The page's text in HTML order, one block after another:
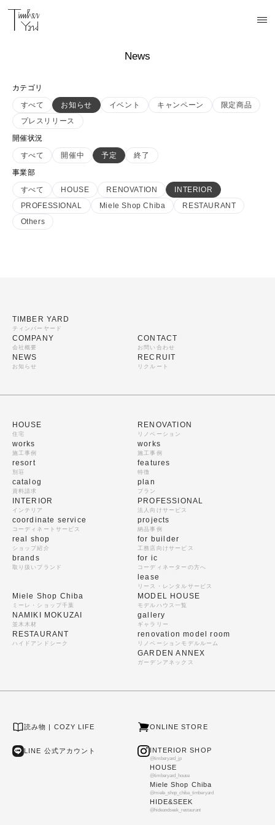
News
カテゴリ
すべて
お知らせ イベント キャンペーン
限定商品
プレスリリース
開催状況
すべて
開催中 予定
終了
事業部
すべて
HOUSE RENOVATION
INTERIOR
PROFESSIONAL
Miele Shop Chiba
RESTAURANT
Others
TIMBER YARD
ティンバーヤード
COMPANY
会社概要
NEWS
お知らせ
CONTACT
お問い合わせ
RECRUIT
リクルート
HOUSE
住宅
works
施工事例
resort
別荘
catalog
資料請求
RENOVATION
リノベーション
works
施工事例
features
特徴
plan
プラン
INTERIOR
インテリア
coordinate service
コーディネートサービス
real shop
ショップ紹介
brands
取り扱いブランド
PROFESSIONAL
法人向けサービス
projects
納品事例
for builder
工務店向けサービス
for ic
コーディネーターの方へ
lease
リース・レンタルサービス
Miele Shop Chiba
ミーレ・ショップ千葉
NAMIKI MOKUZAI
並木木材
RESTAURANT
ハイドアンドシーク
MODEL HOUSE
モデルハウス一覧
gallery
ギャラリー
renovation model room
リノベーションモデルルーム
GARDEN ANNEX
ガーデンアネックス
読み物 | COZY LIFE ONLINE STORE
LINE 公式アカウント INTERIOR SHOP
@timberyard_jp
HOUSE
@timberyard_house
Miele Shop Chiba
@miele_shop_chiba_timberyard
HIDE&SEEK
@hideandseek_restaurant